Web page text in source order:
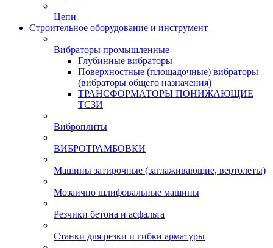
Цепи
Строительное оборудование и инструмент
Вибраторы промышленные
Глубинные вибраторы
Поверхностные (площадочные) вибраторы
(вибраторы общего назначения)
ТРАНСФОРМАТОРЫ ПОНИЖАЮЩИЕ
ТСЗИ
Виброплиты
ВИБРОТРАМБОВКИ
Машины затирочные (заглаживающие, вертолеты)
Мозаично шлифовальные машины
Резчики бетона и асфальта
Станки для резки и гибки арматуры